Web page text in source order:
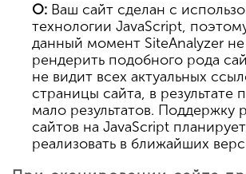
О: Ваш сайт сделан с
технологии JavaScript,
данный момент SiteAnalyzer
рендерить подобного рода
не видит всех актуальных
страницы сайта, в результате
мало результатов. Поддержку
сайтов на JavaScript
реализовать в ближайших